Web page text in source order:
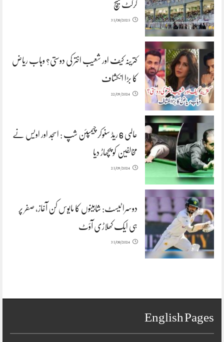
کرکٹ میچ
31/08/2025
کترینہ کیف اور شعیب اختر کی دوستی؟ وہاب ریاض
کا بڑا انکشاف
22/09/2024
عالمی 6 ریڈ سنوکر چیمپئن شپ : اسجد اور اویس نے
مخالفین کو پچھاڑ دیا
21/09/2024
دوسرا ٹیسٹ: شاہینوں کا مایوس کن آغاز، صفر پر
ہی ایک کھلاڑی آؤٹ
31/08/2024
English Pages